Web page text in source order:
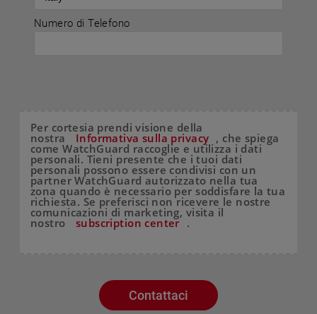
Numero di Telefono
Per cortesia prendi visione della
nostra Informativa sulla privacy , che spiega
come WatchGuard raccoglie e utilizza i dati
personali. Tieni presente che i tuoi dati
personali possono essere condivisi con un
partner WatchGuard autorizzato nella tua
zona quando è necessario per soddisfare la tua
richiesta. Se preferisci non ricevere le nostre
comunicazioni di marketing, visita il
nostro subscription center .
Contattaci